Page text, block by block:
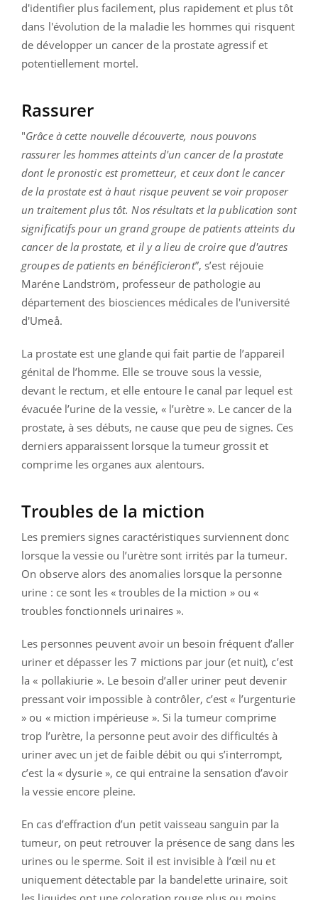
d'identifier plus facilement, plus rapidement et plus tôt
dans l'évolution de la maladie les hommes qui risquent
de développer un cancer de la prostate agressif et
potentiellement mortel.
Rassurer
"Grâce à cette nouvelle découverte, nous pouvons
rassurer les hommes atteints d'un cancer de la prostate
dont le pronostic est prometteur, et ceux dont le cancer
de la prostate est à haut risque peuvent se voir proposer
un traitement plus tôt. Nos résultats et la publication sont
significatifs pour un grand groupe de patients atteints du
cancer de la prostate, et il y a lieu de croire que d'autres
groupes de patients en bénéficieront”, s’est réjouie
Maréne Landström, professeur de pathologie au
département des biosciences médicales de l'université
d'Umeå.
La prostate est une glande qui fait partie de l’appareil
génital de l’homme. Elle se trouve sous la vessie,
devant le rectum, et elle entoure le canal par lequel est
évacuée l’urine de la vessie, « l’urètre ». Le cancer de la
prostate, à ses débuts, ne cause que peu de signes. Ces
derniers apparaissent lorsque la tumeur grossit et
comprime les organes aux alentours.
Troubles de la miction
Les premiers signes caractéristiques surviennent donc
lorsque la vessie ou l’urètre sont irrités par la tumeur.
On observe alors des anomalies lorsque la personne
urine : ce sont les « troubles de la miction » ou «
troubles fonctionnels urinaires ».
Les personnes peuvent avoir un besoin fréquent d’aller
uriner et dépasser les 7 mictions par jour (et nuit), c’est
la « pollakiurie ». Le besoin d’aller uriner peut devenir
pressant voir impossible à contrôler, c’est « l’urgenturie
» ou « miction impérieuse ». Si la tumeur comprime
trop l’urètre, la personne peut avoir des difficultés à
uriner avec un jet de faible débit ou qui s’interrompt,
c’est la « dysurie », ce qui entraine la sensation d’avoir
la vessie encore pleine.
En cas d’effraction d’un petit vaisseau sanguin par la
tumeur, on peut retrouver la présence de sang dans les
urines ou le sperme. Soit il est invisible à l’œil nu et
uniquement détectable par la bandelette urinaire, soit